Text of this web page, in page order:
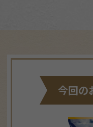
今回の